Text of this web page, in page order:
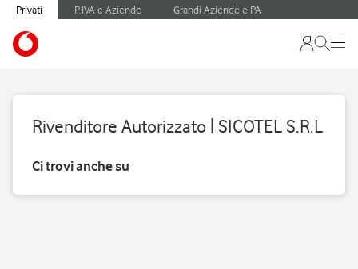
Privati P.IVA e Aziende Grandi Aziende e PA
Rivenditore Autorizzato | SICOTEL S.R.L
Ci trovi anche su